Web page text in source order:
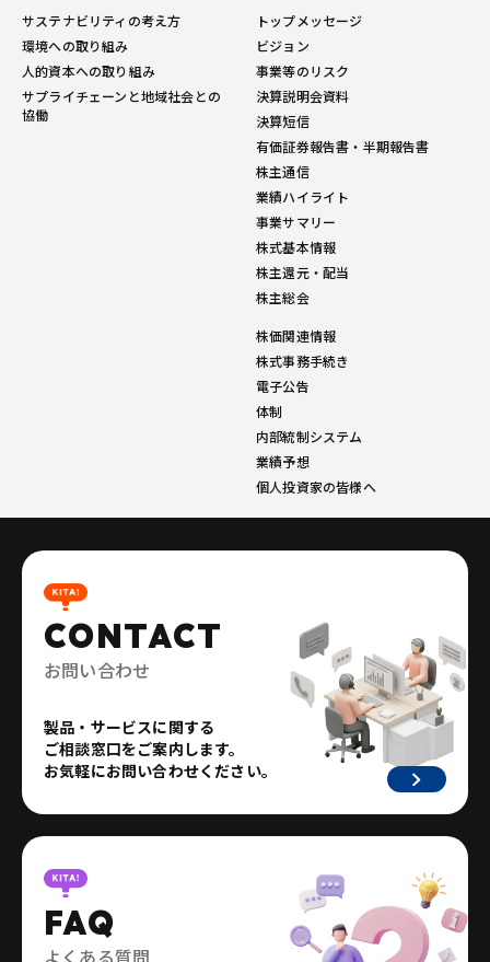
サステナビリティの考え方
環境への取り組み
人的資本への取り組み
サプライチェーンと地域社会との
協働
トップメッセージ
ビジョン
事業等のリスク
決算説明会資料
決算短信
有価証券報告書・半期報告書
株主通信
業績ハイライト
事業サマリー
株式基本情報
株主還元・配当
株主総会
株価関連情報
株式事務手続き
電子公告
体制
内部統制システム
業績予想
個人投資家の皆様へ
CONTACT
お問い合わせ
製品・サービスに関する
ご相談窓口をご案内します。
お気軽にお問い合わせください。
FAQ
よくある質問